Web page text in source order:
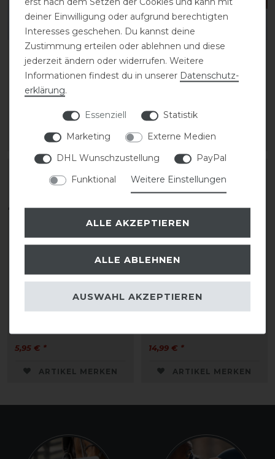
CHRIST Putzhandschuh
universal
ARTIKEL MERKEN
25,20 € *
ARTIKEL MERKEN
Putzhandschuh Gummi
5,95 € *
ARTIKEL MERKEN
Grooming Deluxe Fell
Putzhandschuh
14,99 € *
ARTIKEL MERKEN
deiner Einwilligung oder aufgrund berechtigten
Interesses geschehen. Du kannst deine
Zustimmung erteilen oder ablehnen und diese
jederzeit ändern oder widerrufen. Weitere
Informationen findest du in unserer Daten­schutz­
erklärung.
Essenziell
Statistik
Marketing
Externe Medien
DHL Wunschzustellung
PayPal
Funktional
Weitere Einstellungen
ALLE AKZEPTIEREN
ALLE ABLEHNEN
AUSWAHL AKZEPTIEREN